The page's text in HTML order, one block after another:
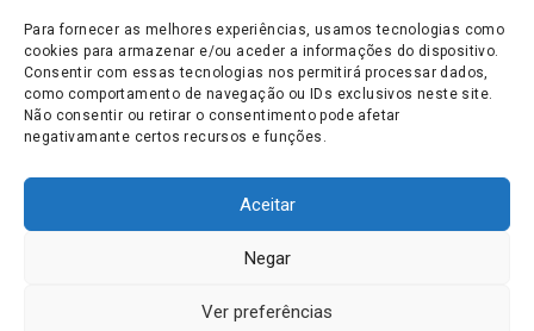
Para fornecer as melhores experiências, usamos tecnologias como
cookies para armazenar e/ou aceder a informações do dispositivo.
Consentir com essas tecnologias nos permitirá processar dados,
como comportamento de navegação ou IDs exclusivos neste site.
Não consentir ou retirar o consentimento pode afetar
negativamante certos recursos e funções.
Aceitar
Negar
Ver preferências
NEWSLETTER
Deixa que a nossas novidades voem até ti!
Submeter
© 2026 Grupo IFA – Todos os direitos